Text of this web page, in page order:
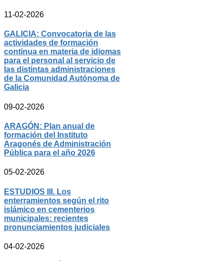
11-02-2026
GALICIA: Convocatoria de las
actividades de formación
continua en materia de idiomas
para el personal al servicio de
las distintas administraciones
de la Comunidad Autónoma de
Galicia
09-02-2026
ARAGÓN: Plan anual de
formación del Instituto
Aragonés de Administración
Pública para el año 2026
05-02-2026
ESTUDIOS III. Los
enterramientos según el rito
islámico en cementerios
municipales: recientes
pronunciamientos judiciales
04-02-2026